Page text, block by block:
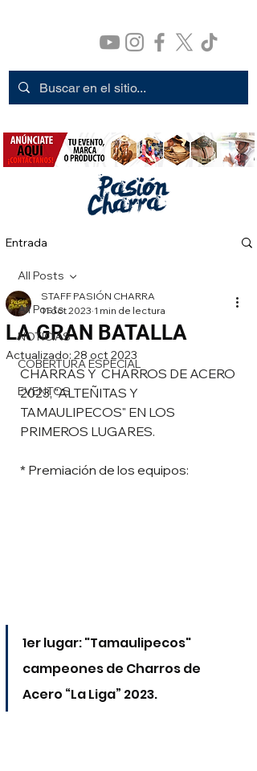
Entrada
All Posts
NOTICIAS
COBERTURA ESPECIAL
EVENTOS
All Posts
LA GRAN BATALLA
STAFF PASIÓN CHARRA
11 oct 2023 1 min de lectura
Actualizado: 28 oct 2023
CHARRAS Y  CHARROS DE ACERO
2023, "ALTEÑITAS Y
TAMAULIPECOS" EN LOS
PRIMEROS LUGARES.
* Premiación de los equipos:
1er lugar: "Tamaulipecos"
campeones de Charros de
Acero “La Liga” 2023.